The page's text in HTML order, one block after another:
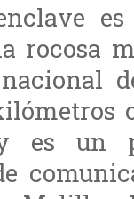
rocosa
es un